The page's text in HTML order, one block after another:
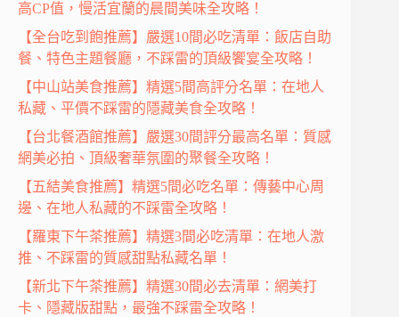
高CP值，慢活宜蘭的晨間美味全攻略！
【全台吃到飽推薦】嚴選10間必吃清單：飯店自助
餐、特色主題餐廳，不踩雷的頂級饗宴全攻略！
【中山站美食推薦】精選5間高評分名單：在地人
私藏、平價不踩雷的隱藏美食全攻略！
【台北餐酒館推薦】嚴選30間評分最高名單：質感
網美必拍、頂級奢華氛圍的聚餐全攻略！
【五結美食推薦】精選5間必吃名單：傳藝中心周
邊、在地人私藏的不踩雷全攻略！
【羅東下午茶推薦】精選3間必吃清單：在地人激
推、不踩雷的質感甜點私藏名單！
【新北下午茶推薦】精選30間必去清單：網美打
卡、隱藏版甜點，最強不踩雷全攻略！